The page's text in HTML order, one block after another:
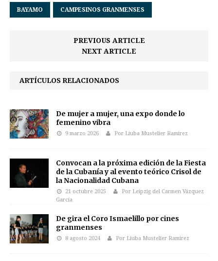
BAYAMO CAMPESINOS GRANMENSES
PREVIOUS ARTICLE
NEXT ARTICLE
ARTÍCULOS RELACIONADOS
De mujer a mujer, una expo donde lo
femenino vibra
9 marzo 2026 Por Liuba Mustelier Ramirez
Convocan a la próxima edición de la Fiesta
de la Cubanía y al evento teórico Crisol de
la Nacionalidad Cubana
21 octubre 2025
Por Leipzig del Carmen Vázquez
García
De gira el Coro Ismaelillo por cines
granmenses
8 agosto 2024 Por Liuba Mustelier Ramirez